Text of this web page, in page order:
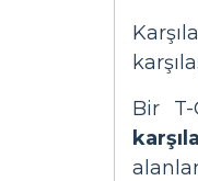
Bir T-